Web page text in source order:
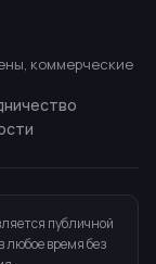
коммерческие
публичной
время без